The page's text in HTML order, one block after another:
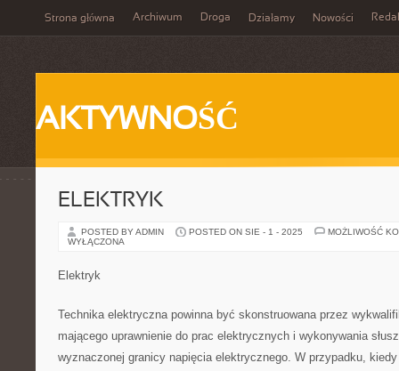
Strona główna Archiwum Droga Działamy Nowości
AKTYWNOŚĆ
ELEKTRYK
POSTED BY ADMIN POSTED ON SIE - 1 - 2025
MOŻLIWOŚĆ
WYŁĄCZONA
Elektryk
Technika elektryczna powinna być skonstruowana przez
mającego uprawnienie do prac elektrycznych i wykonywania
wyznaczonej granicy napięcia elektrycznego. W przypadku,